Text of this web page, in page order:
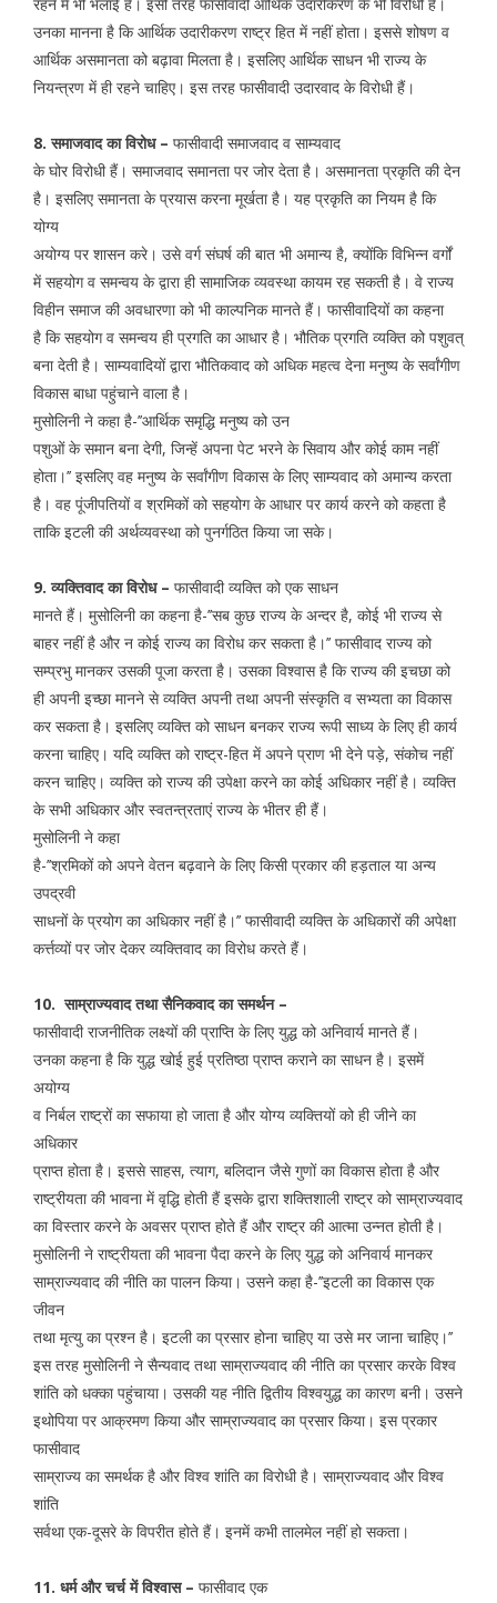
रहने में भी भलाई है। इसी तरह फासीवादी आर्थिक उदारीकरण के भी विरोधी हैं।
उनका मानना है कि आर्थिक उदारीकरण राष्ट्र हित में नहीं होता। इससे शोषण व
आर्थिक असमानता को बढ़ावा मिलता है। इसलिए आर्थिक साधन भी राज्य के
नियन्त्रण में ही रहने चाहिए। इस तरह फासीवादी उदारवाद के विरोधी हैं।
8. समाजवाद का विरोध – फासीवादी समाजवाद व साम्यवाद
के घोर विरोधी हैं। समाजवाद समानता पर जोर देता है। असमानता प्रकृति की देन
है। इसलिए समानता के प्रयास करना मूर्खता है। यह प्रकृति का नियम है कि
योग्य
अयोग्य पर शासन करे। उसे वर्ग संघर्ष की बात भी अमान्य है, क्योंकि विभिन्न वर्गों
में सहयोग व समन्वय के द्वारा ही सामाजिक व्यवस्था कायम रह सकती है। वे राज्य
विहीन समाज की अवधारणा को भी काल्पनिक मानते हैं। फासीवादियों का कहना
है कि सहयोग व समन्वय ही प्रगति का आधार है। भौतिक प्रगति व्यक्ति को पशुवत्
बना देती है। साम्यवादियों द्वारा भौतिकवाद को अधिक महत्व देना मनुष्य के सर्वांगीण
विकास बाधा पहुंचाने वाला है।
मुसोलिनी ने कहा है-’’आर्थिक समृद्धि मनुष्य को उन
पशुओं के समान बना देगी, जिन्हें अपना पेट भरने के सिवाय और कोई काम नहीं
होता।’’ इसलिए वह मनुष्य के सर्वांगीण विकास के लिए साम्यवाद को अमान्य करता
है। वह पूंजीपतियों व श्रमिकों को सहयोग के आधार पर कार्य करने को कहता है
ताकि इटली की अर्थव्यवस्था को पुनर्गठित किया जा सके।
9. व्यक्तिवाद का विरोध – फासीवादी व्यक्ति को एक साधन
मानते हैं। मुसोलिनी का कहना है-’’सब कुछ राज्य के अन्दर है, कोई भी राज्य से
बाहर नहीं है और न कोई राज्य का विरोध कर सकता है।’’ फासीवाद राज्य को
सम्प्रभु मानकर उसकी पूजा करता है। उसका विश्वास है कि राज्य की इचछा को
ही अपनी इच्छा मानने से व्यक्ति अपनी तथा अपनी संस्कृति व सभ्यता का विकास
कर सकता है। इसलिए व्यक्ति को साधन बनकर राज्य रूपी साध्य के लिए ही कार्य
करना चाहिए। यदि व्यक्ति को राष्ट्र-हित में अपने प्राण भी देने पड़े, संकोच नहीं
करन चाहिए। व्यक्ति को राज्य की उपेक्षा करने का कोई अधिकार नहीं है। व्यक्ति
के सभी अधिकार और स्वतन्त्रताएं राज्य के भीतर ही हैं।
मुसोलिनी ने कहा
है-’’श्रमिकों को अपने वेतन बढ़वाने के लिए किसी प्रकार की हड़ताल या अन्य
उपद्रवी
साधनों के प्रयोग का अधिकार नहीं है।’’ फासीवादी व्यक्ति के अधिकारों की अपेक्षा
कर्त्तव्यों पर जोर देकर व्यक्तिवाद का विरोध करते हैं।
10. साम्राज्यवाद तथा सैनिकवाद का समर्थन –
फासीवादी राजनीतिक लक्ष्यों की प्राप्ति के लिए युद्ध को अनिवार्य मानते हैं।
उनका कहना है कि युद्ध खोई हुई प्रतिष्ठा प्राप्त कराने का साधन है। इसमें
अयोग्य
व निर्बल राष्ट्रों का सफाया हो जाता है और योग्य व्यक्तियों को ही जीने का
अधिकार
प्राप्त होता है। इससे साहस, त्याग, बलिदान जैसे गुणों का विकास होता है और
राष्ट्रीयता की भावना में वृद्धि होती हैं इसके द्वारा शक्तिशाली राष्ट्र को साम्राज्यवाद
का विस्तार करने के अवसर प्राप्त होते हैं और राष्ट्र की आत्मा उन्नत होती है।
मुसोलिनी ने राष्ट्रीयता की भावना पैदा करने के लिए युद्ध को अनिवार्य मानकर
साम्राज्यवाद की नीति का पालन किया। उसने कहा है-’’इटली का विकास एक
जीवन
तथा मृत्यु का प्रश्न है। इटली का प्रसार होना चाहिए या उसे मर जाना चाहिए।’’
इस तरह मुसोलिनी ने सैन्यवाद तथा साम्राज्यवाद की नीति का प्रसार करके विश्व
शांति को धक्का पहुंचाया। उसकी यह नीति द्वितीय विश्वयुद्ध का कारण बनी। उसने
इथोपिया पर आक्रमण किया और साम्राज्यवाद का प्रसार किया। इस प्रकार
फासीवाद
साम्राज्य का समर्थक है और विश्व शांति का विरोधी है। साम्राज्यवाद और विश्व
शांति
सर्वथा एक-दूसरे के विपरीत होते हैं। इनमें कभी तालमेल नहीं हो सकता।
11. धर्म और चर्च में विश्वास – फासीवाद एक